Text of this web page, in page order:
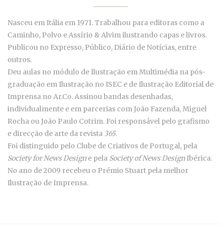
Nasceu em Itália em 1971. Trabalhou para editoras como a
Caminho, Polvo e Assírio & Alvim ilustrando capas e livros.
Publicou no Expresso, Público, Diário de Notícias, entre
outros.
Deu aulas no módulo de Ilustração em Multimédia na pós-
graduação em Ilustração no ISEC e de Ilustração Editorial de
Imprensa no Ar.Co. Assinou bandas desenhadas,
individualmente e em parcerias com João Fazenda, Miguel
Rocha ou João Paulo Cotrim. Foi responsável pelo grafismo
e direcção de arte da revista 365.
Foi distinguido pelo Clube de Criativos de Portugal, pela
Society for News Designe pela Society of NewsDesignIbérica.
No ano de 2009 recebeu o Prémio Stuart pela melhor
Ilustração de Imprensa.